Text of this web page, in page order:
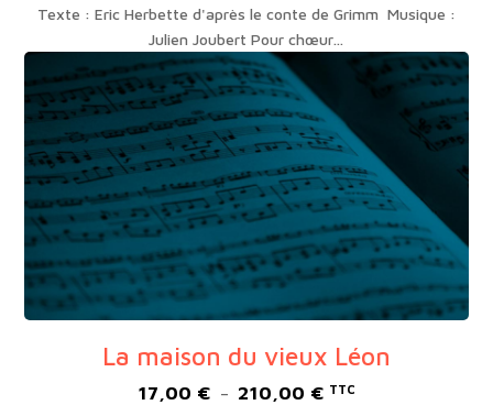
de
prix :
15,00 €
200,00 €
Texte : Eric Herbette d'après le conte de Grimm Musique :
Julien Joubert Pour chœur…
La maison du vieux Léon
17,00 € – 210,00 € Plage
TTC